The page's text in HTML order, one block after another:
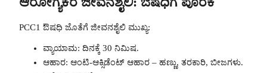
PCC1 ಔಷಧಿ ಜೊತೆಗೆ ಜೀವನಶೈಲಿ ಮುಖ್ಯ:
ವ್ಯಾಯಾಮ: ದಿನಕ್ಕೆ 30 ನಿಮಿಷ.
ಆಹಾರ: ಆಂಟಿ-ಆಕ್ಸಿಡೆಂಟ್ ಆಹಾರ – ಹಣ್ಣು, ತರಕಾರಿ, ಬೀಜಗಳು.